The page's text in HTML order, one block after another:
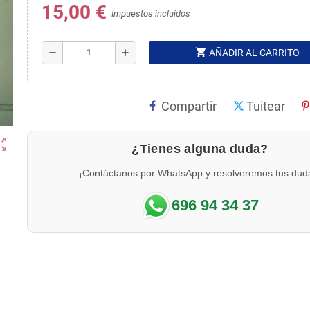
15,00 € Impuestos incluidos
remove add shopping_cart AÑADIR AL CARRITO
Compartir Tuitear
¿Tienes alguna duda?
¡Contáctanos por WhatsApp y resolveremos tus
696 94 34 37